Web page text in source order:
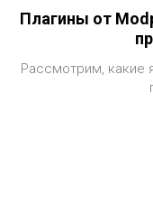
Плагины от
Рассмотрим, какие